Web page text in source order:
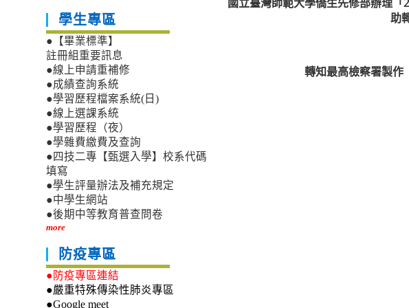
助
轉知最高檢察署製作
學生專區
●【畢業標準】
註冊組重要訊息
●線上申請重補修
●成績查詢系統
●學習歷程檔案系統(日)
●線上選課系統
●學習歷程（夜）
●學雜費繳費及查詢
●四技二專【甄選入學】校系代碼
填寫
●學生評量辦法及補充規定
●中學生網站
●後期中等教育普查問卷
more
防疫專區
●防疫專區連結
●嚴重特殊傳染性肺炎專區
●Google meet